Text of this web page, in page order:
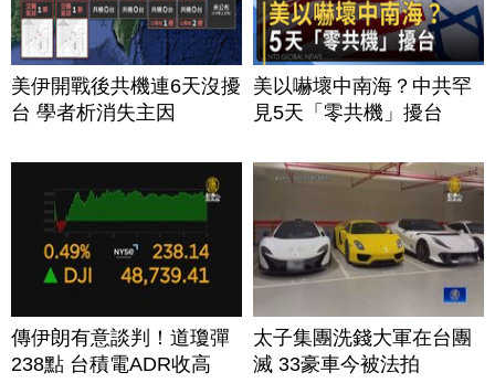
美伊開戰後共機連6天沒擾
台 學者析消失主因
美以嚇壞中南海？中共罕
見5天「零共機」擾台
傳伊朗有意談判！道瓊彈
238點 台積電ADR收高
太子集團洗錢大軍在台團
滅 33豪車今被法拍